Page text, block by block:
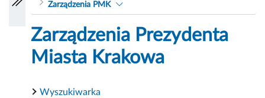
Zarządzenia PMK
Zarządzenia Prezydenta
Miasta Krakowa
Wyszukiwarka